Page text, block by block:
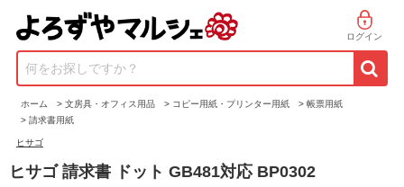
ログイン
何をお探しですか？
ホーム > 文房具・オフィス用品 > コピー用紙・プリンター用紙 > 帳票用紙
> 請求書用紙
ヒサゴ
ヒサゴ 請求書 ドット GB481対応 BP0302